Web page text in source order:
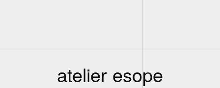
atelier esope